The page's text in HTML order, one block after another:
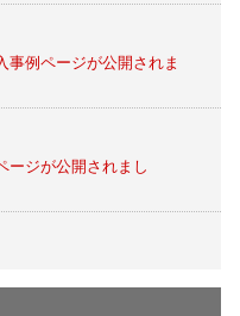
事例ページが公開されま
ージが公開されまし